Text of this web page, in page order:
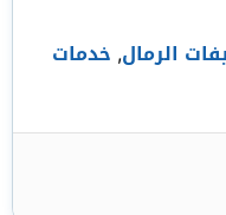
الرمال, خدمات